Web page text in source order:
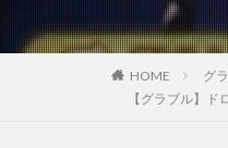
HOME
グ
【グラブル】